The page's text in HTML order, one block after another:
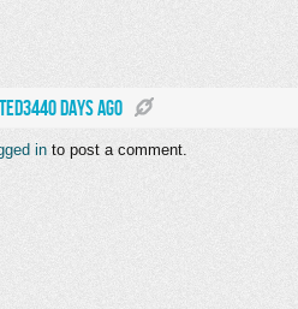
DAYS AGO
in to post a comment.